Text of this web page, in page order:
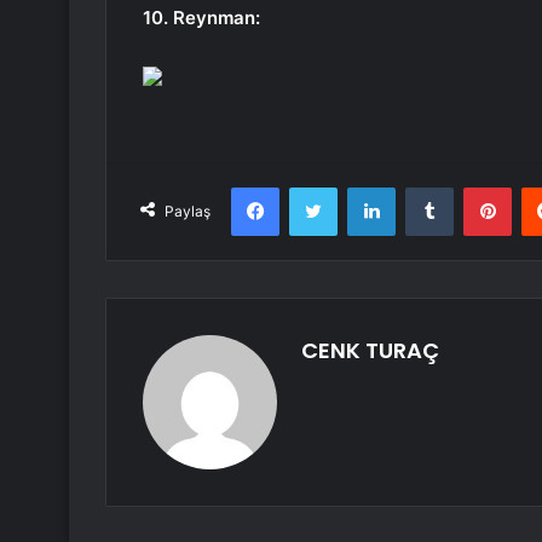
10. Reynman:
Paylaş
FacebookTwitter LinkedInTumblr
CENK TURAÇ